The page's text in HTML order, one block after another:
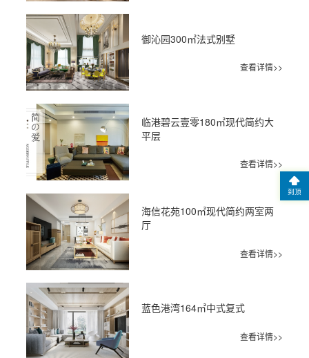
御沁园300㎡法式别墅
查看详情>>
临港碧云壹零180㎡现代简约大
平层
查看详情>>
海信花苑100㎡现代简约两室两
厅
查看详情>>
蓝色港湾164㎡中式复式
查看详情>>
到顶